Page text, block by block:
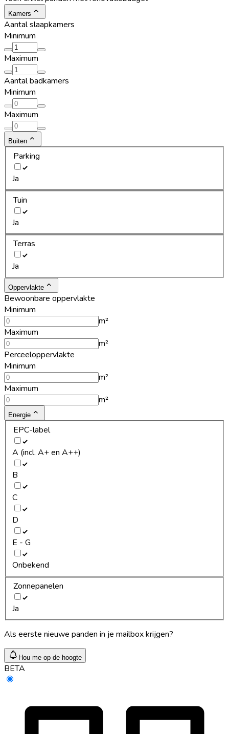
Kamers
Aantal slaapkamers
Minimum
Maximum
Aantal badkamers
Minimum
Maximum
Buiten
Parking
Ja
Tuin
Ja
Terras
Ja
Oppervlakte
Bewoonbare oppervlakte
Minimum
m²
Maximum
m²
Perceeloppervlakte
Minimum
m²
Maximum
m²
Energie
EPC-label
A (incl. A+ en A++)
B
C
D
E - G
Onbekend
Zonnepanelen
Ja
Als eerste nieuwe panden in je mailbox krijgen?
Hou me op de hoogte
BETA